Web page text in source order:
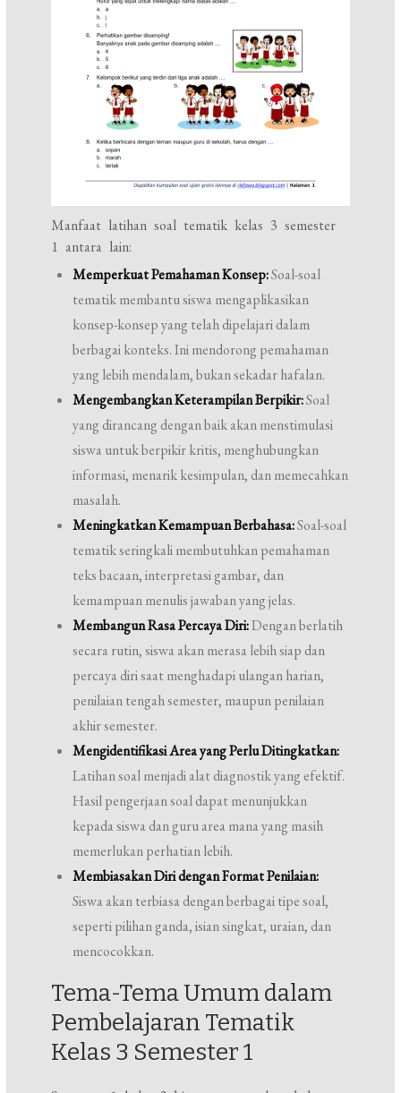
Manfaat latihan soal tematik kelas 3 semester
1 antara lain:
Memperkuat Pemahaman Konsep:Soal-soal
tematik membantu siswa mengaplikasikan
konsep-konsep yang telah dipelajari dalam
berbagai konteks. Ini mendorong pemahaman
yang lebih mendalam, bukan sekadar hafalan.
Mengembangkan Keterampilan Berpikir:Soal
yang dirancang dengan baik akan menstimulasi
siswa untuk berpikir kritis, menghubungkan
informasi, menarik kesimpulan, dan memecahkan
masalah.
Meningkatkan Kemampuan Berbahasa:Soal-soal
tematik seringkali membutuhkan pemahaman
teks bacaan, interpretasi gambar, dan
kemampuan menulis jawaban yang jelas.
Membangun Rasa Percaya Diri:Dengan berlatih
secara rutin, siswa akan merasa lebih siap dan
percaya diri saat menghadapi ulangan harian,
penilaian tengah semester, maupun penilaian
akhir semester.
Mengidentifikasi Area yang Perlu Ditingkatkan:
Latihan soal menjadi alat diagnostik yang efektif.
Hasil pengerjaan soal dapat menunjukkan
kepada siswa dan guru area mana yang masih
memerlukan perhatian lebih.
Membiasakan Diri dengan Format Penilaian:
Siswa akan terbiasa dengan berbagai tipe soal,
seperti pilihan ganda, isian singkat, uraian, dan
mencocokkan.
Tema-Tema Umum dalam
Pembelajaran Tematik
Kelas 3 Semester 1